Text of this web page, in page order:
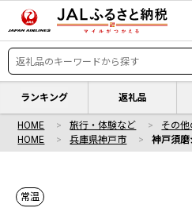
ランキング 返礼品
HOME 旅行・体験など その
HOME
兵庫県神戸市 神戸須
常温